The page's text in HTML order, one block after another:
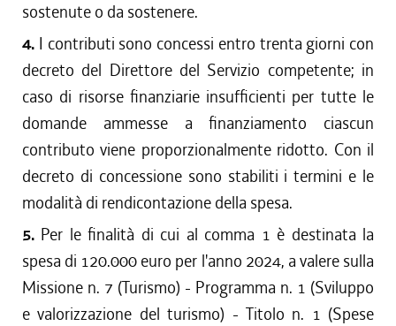
sostenute o da sostenere.
4. I contributi sono concessi entro trenta giorni con
decreto del Direttore del Servizio competente; in
caso di risorse finanziarie insufficienti per tutte le
domande ammesse a finanziamento ciascun
contributo viene proporzionalmente ridotto. Con il
decreto di concessione sono stabiliti i termini e le
modalità di rendicontazione della spesa.
5. Per le finalità di cui al comma 1 è destinata la
spesa di 120.000 euro per l'anno 2024, a valere sulla
Missione n. 7 (Turismo) - Programma n. 1 (Sviluppo
e valorizzazione del turismo) - Titolo n. 1 (Spese